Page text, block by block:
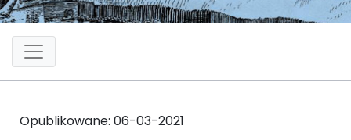
Opublikowane: 06-03-2021